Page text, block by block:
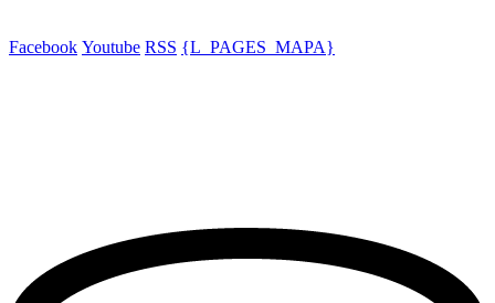
Facebook Youtube RSS {L_PAGES_MAPA}